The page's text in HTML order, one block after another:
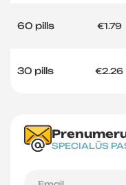
60 pills €1.79
30 pills €2.26
SPECIALŪS